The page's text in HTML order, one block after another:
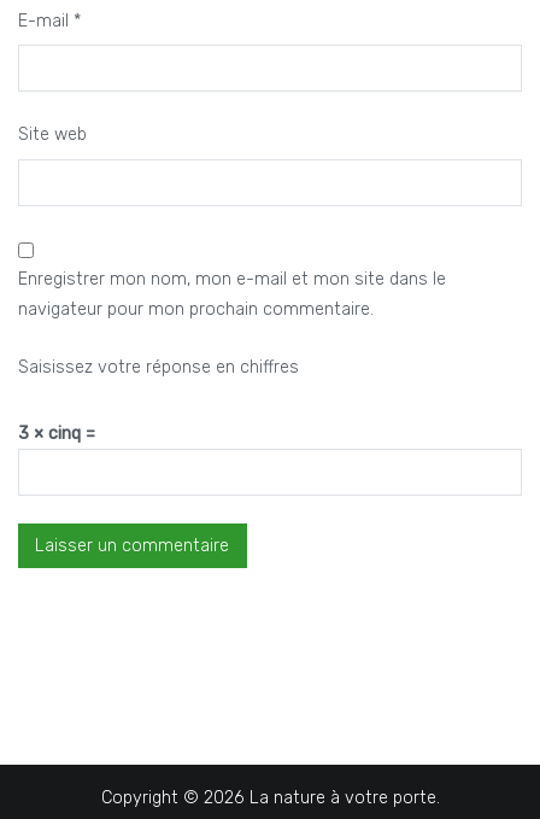
E-mail *
Site web
Enregistrer mon nom, mon e-mail et mon site dans le
navigateur pour mon prochain commentaire.
Saisissez votre réponse en chiffres
3 × cinq =
Copyright © 2026 La nature à votre porte.